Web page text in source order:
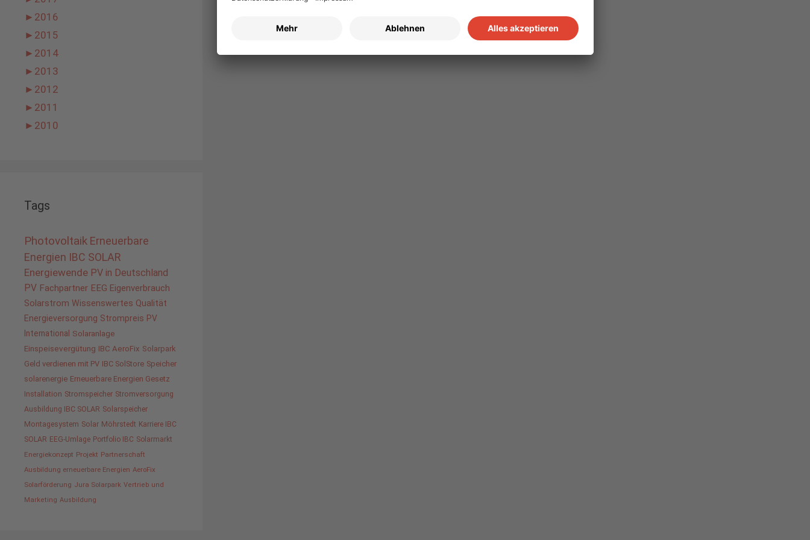
► 2016
► 2015
► 2014
► 2013
► 2012
► 2011
► 2010
Tags
Photovoltaik Erneuerbare
Energien IBC SOLAR
Energiewende PV in Deutschland
PV Fachpartner EEG Eigenverbrauch
Solarstrom Wissenswertes Qualität
Energieversorgung Strompreis PV
International Solaranlage
Einspeisevergütung IBC AeroFix Solarpark
Geld verdienen mit PV IBC SolStore Speicher
solarenergie Erneuerbare Energien Gesetz
Installation Stromspeicher Stromversorgung
Ausbildung IBC SOLAR Solarspeicher
Montagesystem Solar Möhrstedt Karriere IBC
SOLAR EEG-Umlage Portfolio IBC Solarmarkt
Energiekonzept Projekt Partnerschaft
Ausbildung erneuerbare Energien AeroFix
Solarförderung Jura Solarpark Vertrieb und
Marketing Ausbildung